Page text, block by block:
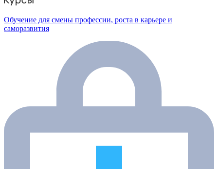
Обучение для смены профессии, роста в карьере и
саморазвития